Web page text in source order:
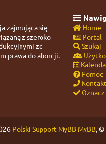
zajmująca się
z szeroko
ze
prawa do aborcji.
Home
Portal
Szukaj
Pomoc
Kontakt
Polski Support MyBB MyBB, ©